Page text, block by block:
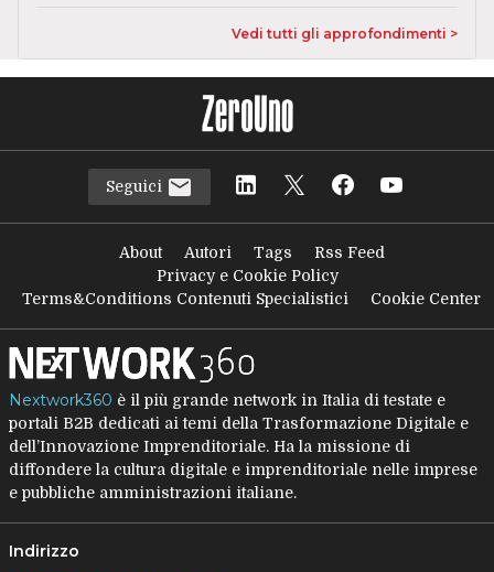
Vedi tutti gli approfondimenti >
Seguici
About Autori Tags
Rss Feed
Privacy e Cookie Policy
Terms&Conditions Contenuti Specialistici
Cookie Center
Nextwork360 è il più grande network in Italia di testate e
portali B2B dedicati ai temi della Trasformazione Digitale e
dell’Innovazione Imprenditoriale. Ha la missione di
diffondere la cultura digitale e imprenditoriale nelle imprese
e pubbliche amministrazioni italiane.
Indirizzo